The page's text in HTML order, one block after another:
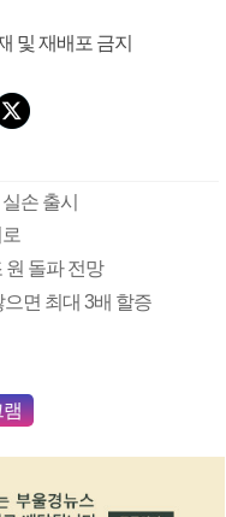
및 재배포 금지
손 출시
원 돌파 전망
면 최대 3배 할증
램